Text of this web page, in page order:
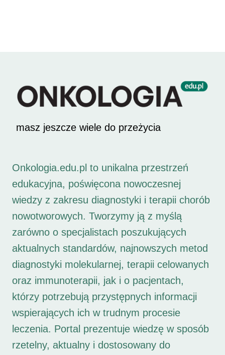
masz jeszcze wiele do przeżycia
Onkologia.edu.pl to unikalna przestrzeń
edukacyjna, poświęcona nowoczesnej
wiedzy z zakresu diagnostyki i terapii chorób
nowotworowych. Tworzymy ją z myślą
zarówno o specjalistach poszukujących
aktualnych standardów, najnowszych metod
diagnostyki molekularnej, terapii celowanych
oraz immunoterapii, jak i o pacjentach,
którzy potrzebują przystępnych informacji
wspierających ich w trudnym procesie
leczenia. Portal prezentuje wiedzę w sposób
rzetelny, aktualny i dostosowany do